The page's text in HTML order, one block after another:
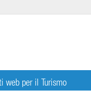
web per il Turismo